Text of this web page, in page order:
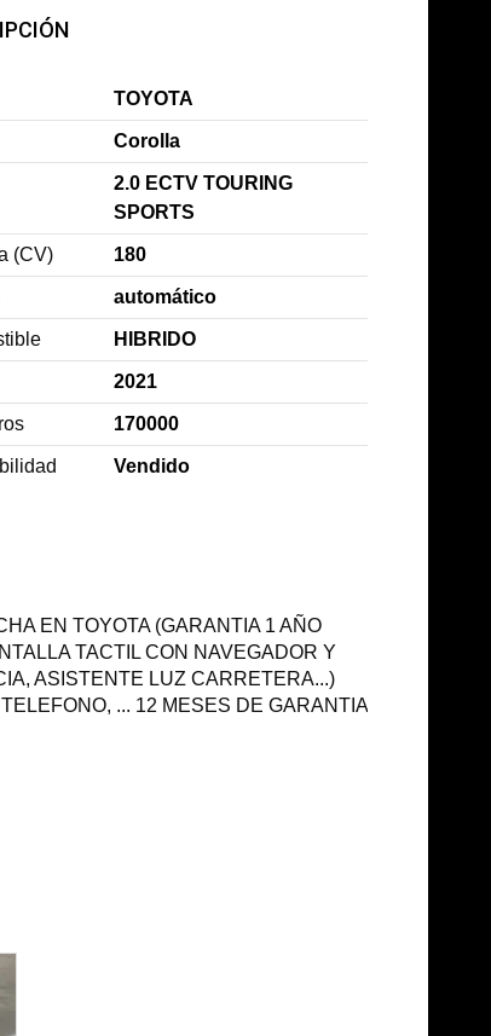
TOYOTA
Corolla
2.0 ECTV TOURING
SPORTS
(CV) 180
automático
HIBRIDO
2021
170000
Vendido
EN TOYOTA (GARANTIA 1 AÑO
TACTIL CON NAVEGADOR Y
ASISTENTE LUZ CARRETERA...)
... 12 MESES DE GARANTIA